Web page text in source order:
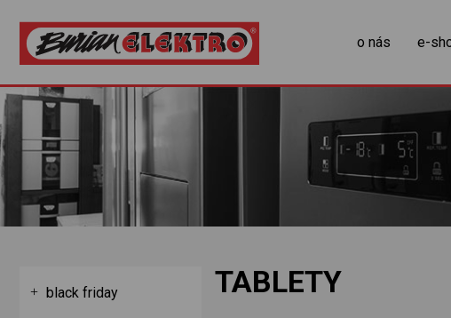
o nás e-
TABLETY
black friday